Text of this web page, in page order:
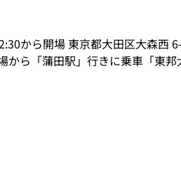
から開場 東京都大田区大森
から「蒲田駅」行きに乗車「